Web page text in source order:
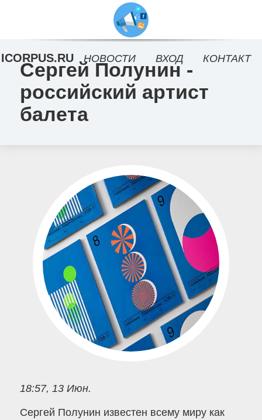
Сергей Полунин -
российский артист
балета
18:57, 13 Июн.
Сергей Полунин известен всему миру как
ICORPUS.RU НОВОСТИ ВХОД КОНТАКТ